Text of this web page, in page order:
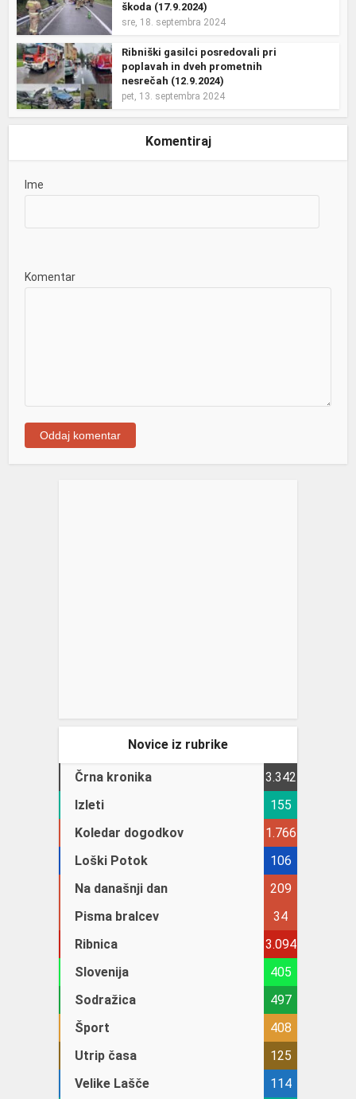
škoda (17.9.2024)
sre, 18. septembra 2024
Ribniški gasilci posredovali pri
poplavah in dveh prometnih
nesrečah (12.9.2024)
pet, 13. septembra 2024
Komentiraj
Ime
Komentar
Novice iz rubrike
Črna kronika
3.342
Izleti
155
Koledar dogodkov
1.766
Loški Potok
106
Na današnji dan
209
Pisma bralcev
34
Ribnica
3.094
Slovenija
405
Sodražica
497
Šport
408
Utrip časa
125
Velike Lašče
114